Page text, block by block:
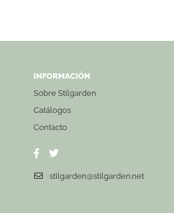
INFORMACIÓN
Sobre Stilgarden
Catálogos
Contacto
stilgarden@stilgarden.net